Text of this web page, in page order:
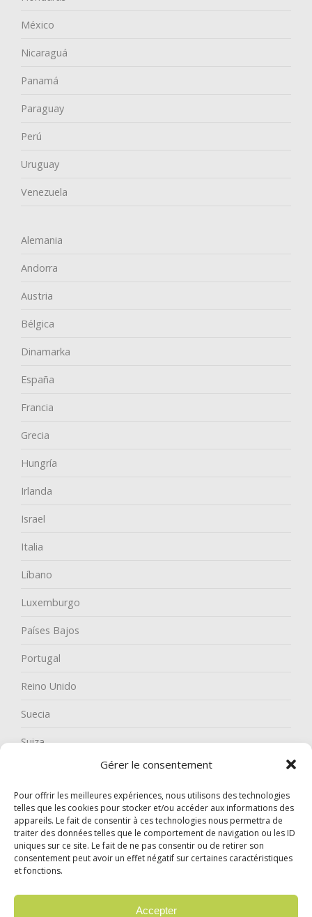
Gérer le consentement
Pour offrir les meilleures expériences, nous utilisons des technologies
telles que les cookies pour stocker et/ou accéder aux informations des
appareils. Le fait de consentir à ces technologies nous permettra de
traiter des données telles que le comportement de navigation ou les ID
uniques sur ce site. Le fait de ne pas consentir ou de retirer son
consentement peut avoir un effet négatif sur certaines caractéristiques
et fonctions.
Accepter
México
Nicaraguá
Panamá
Paraguay
Perú
Uruguay
Venezuela
Alemania
Andorra
Austria
Bélgica
Dinamarka
España
Francia
Grecia
Hungría
Irlanda
Israel
Italia
Líbano
Luxemburgo
Países Bajos
Portugal
Reino Unido
Suecia
Suiza
Confidentialité